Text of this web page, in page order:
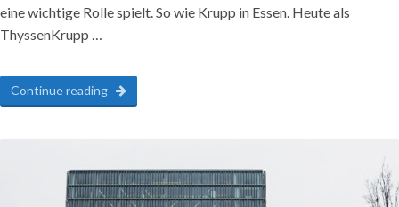
eine wichtige Rolle spielt. So wie Krupp in Essen. Heute als
ThyssenKrupp …
Continue reading